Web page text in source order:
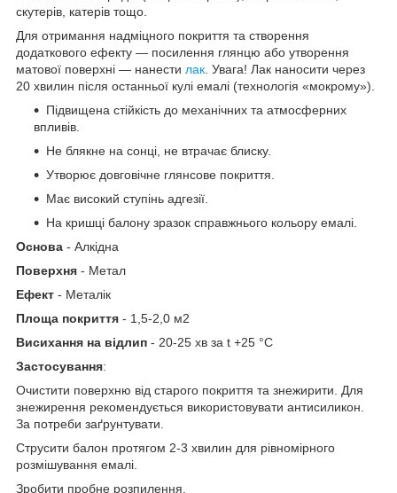
скутерів, катерів тощо.
Для отримання надміцного покриття та створення
додаткового ефекту — посилення глянцю або утворення
матової поверхні — нанести лак . Увага! Лак наносити через
20 хвилин після останньої кулі емалі (технологія «мокрому»).
Підвищена стійкість до механічних та атмосферних
впливів.
Не блякне на сонці, не втрачає блиску.
Утворює довговічне глянсове покриття.
Має високий ступінь адгезії.
На кришці балону зразок справжнього кольору емалі.
Основа - Алкідна
Поверхня - Метал
Ефект - Металік
Площа покриття - 1,5-2,0 м2
Висихання на відлип - 20-25 хв за t +25 °C
Застосування:
Очистити поверхню від старого покриття та знежирити. Для
знежирення рекомендується використовувати антисиликон.
За потреби заґрунтувати.
Струсити балон протягом 2-3 хвилин для рівномірного
розмішування емалі.
Зробити пробне розпилення.